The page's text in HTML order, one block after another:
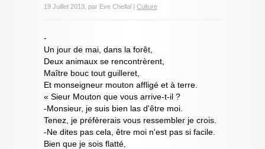
19 Juillet 2013, par Eve Chellal | Culture
-
Un jour de mai, dans la forêt,
Deux animaux se rencontrèrent,
Maître bouc tout guilleret,
Et monseigneur mouton affligé et à terre.
« Sieur Mouton que vous arrive-t-il ?
-Monsieur, je suis bien las d'être moi.
Tenez, je préfèrerais vous ressembler je crois.
-Ne dites pas cela, être moi n'est pas si facile.
Bien que je sois flatté,